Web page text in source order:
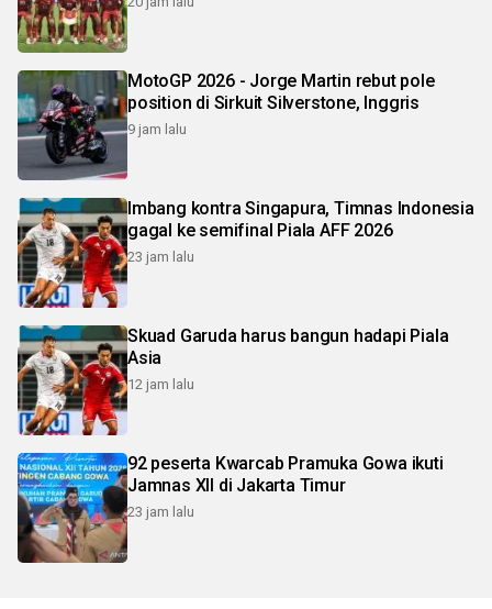
MotoGP 2026 - Jorge Martin rebut pole
position di Sirkuit Silverstone, Inggris
9 jam lalu
Imbang kontra Singapura, Timnas Indonesia
gagal ke semifinal Piala AFF 2026
23 jam lalu
Skuad Garuda harus bangun hadapi Piala
Asia
12 jam lalu
92 peserta Kwarcab Pramuka Gowa ikuti
Jamnas XII di Jakarta Timur
23 jam lalu